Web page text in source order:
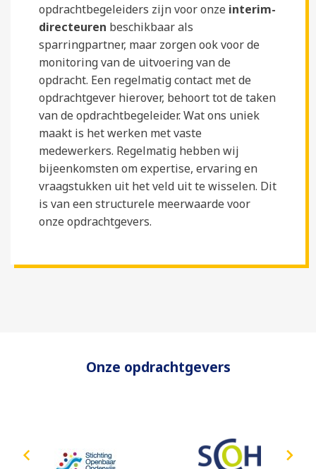
opdrachtbegeleiders zijn voor onze interim-
directeuren beschikbaar als
sparringpartner, maar zorgen ook voor de
monitoring van de uitvoering van de
opdracht. Een regelmatig contact met de
opdrachtgever hierover, behoort tot de taken
van de opdrachtbegeleider. Wat ons uniek
maakt is het werken met vaste
medewerkers. Regelmatig hebben wij
bijeenkomsten om expertise, ervaring en
vraagstukken uit het veld uit te wisselen. Dit
is van een structurele meerwaarde voor
onze opdrachtgevers.
Onze opdrachtgevers